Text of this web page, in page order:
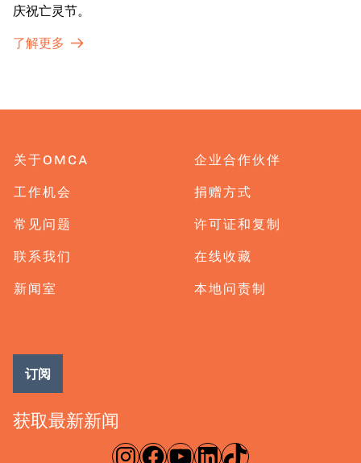
庆祝亡灵节。
了解更多
关于OMCA
工作机会
常见问题
联系我们
新闻室
企业合作伙伴
捐赠方式
许可证和复制
在线收藏
本地问责制
淘宝网脸书录像带ǞǞǞTikTok
获取最新新闻
订阅